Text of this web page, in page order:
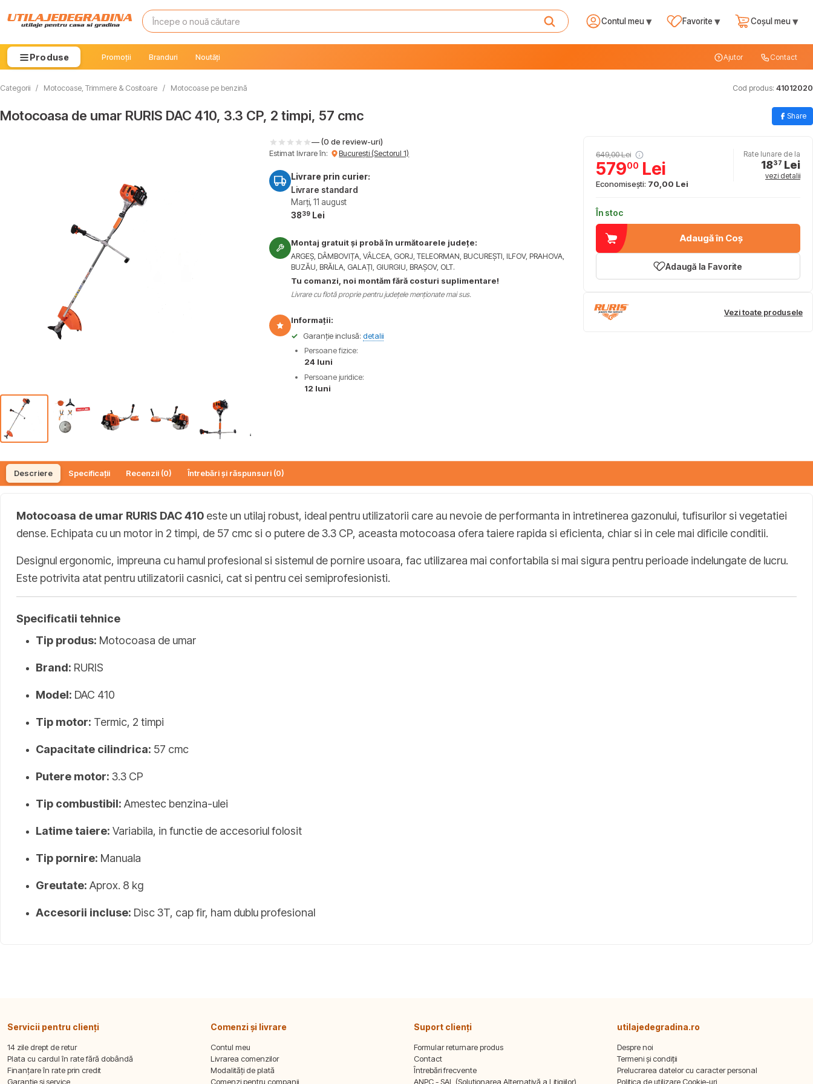
Contul meu▾ Favorite ▾ Coșul meu▾
Produse Promoții Branduri Noutăți Ajutor Contact
Categorii / Motocoase, Trimmere & Cositoare / Motocoase pe benzină Cod produs: 41012020
Motocoasa de umar RURIS DAC 410, 3.3 CP, 2 timpi, 57 cmc Share
— (0 de review-uri)
Estimat livrare în:
București (Sectorul 1)
Livrare prin curier:
Livrare standard
Marți, 11 august
3839 Lei
Montaj gratuit și probă în următoarele județe:
ARGEȘ, DÂMBOVIȚA, VÂLCEA, GORJ, TELEORMAN, BUCUREȘTI, ILFOV, PRAHOVA,
BUZĂU, BRĂILA, GALAȚI, GIURGIU, BRAȘOV, OLT.
Tu comanzi, noi montăm fără costuri suplimentare!
Livrare cu flotă proprie pentru județele menționate mai sus.
Informații:
✓
Garanție inclusă:detalii
Persoane fizice:
24 luni
Persoane juridice:
12 luni
649,00 Lei
57900Lei
Economisești: 70,00 Lei
Rate lunare de la
1837 Lei
vezi detalii
În stoc
Adaugă în Coș
Adaugă la Favorite
Vezi toate produsele
Descriere Specificații Recenzii (0) Întrebări și răspunsuri (0)
Motocoasa de umar RURIS DAC 410 este un utilaj robust, ideal pentru utilizatorii care au nevoie de performanta in intretinerea gazonului, tufisurilor si vegetatiei
dense. Echipata cu un motor in 2 timpi, de 57 cmc si o putere de 3.3 CP, aceasta motocoasa ofera taiere rapida si eficienta, chiar si in cele mai dificile conditii.
Designul ergonomic, impreuna cu hamul profesional si sistemul de pornire usoara, fac utilizarea mai confortabila si mai sigura pentru perioade indelungate de lucru.
Este potrivita atat pentru utilizatorii casnici, cat si pentru cei semiprofesionisti.
Specificatii tehnice
Tip produs: Motocoasa de umar
Brand: RURIS
Model: DAC 410
Tip motor: Termic, 2 timpi
Capacitate cilindrica: 57 cmc
Putere motor: 3.3 CP
Tip combustibil: Amestec benzina-ulei
Latime taiere: Variabila, in functie de accesoriul folosit
Tip pornire: Manuala
Greutate: Aprox. 8 kg
Accesorii incluse: Disc 3T, cap fir, ham dublu profesional
Servicii pentru clienți
14 zile drept de retur
Plata cu cardul în rate fără dobândă
Finanțare în rate prin credit
Garanție și service
Comenzi și livrare
Contul meu
Livrarea comenzilor
Modalități de plată
Comenzi pentru companii
Suport clienți
Formular returnare produs
Contact
Întrebări frecvente
ANPC - SAL (Soluționarea Alternativă a Litigiilor)
utilajedegradina.ro
Despre noi
Termeni și condiții
Prelucrarea datelor cu caracter personal
Politica de utilizare Cookie-uri